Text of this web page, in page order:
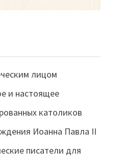
лицом
и настоящее
католиков
Иоанна Павла II
писатели для